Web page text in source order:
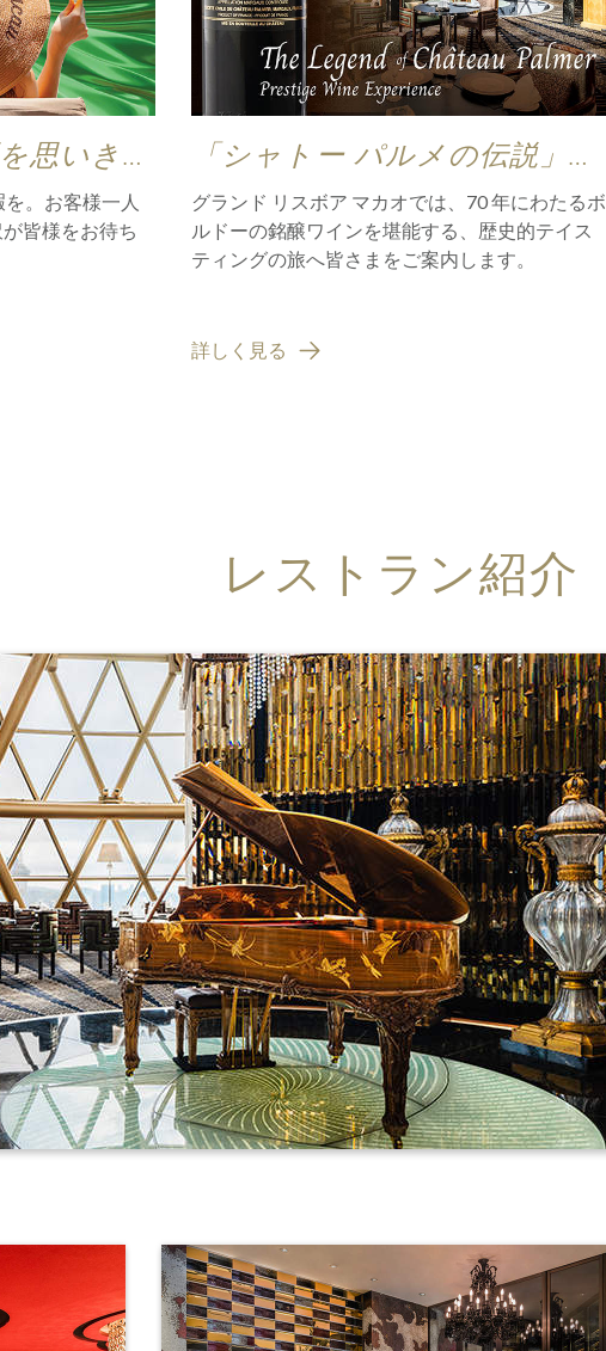
思いきり
。お客様一人
皆様をお待ち
「シャトー パルメの伝説」プ
レステージ ワイン エクスペ
リエンス
グランド リスボア マカオでは、70 年にわたるボ
ルドーの銘醸ワインを堪能する、歴史的テイス
ティングの旅へ皆さまをご案内します。
詳しく見る
レストラン紹介